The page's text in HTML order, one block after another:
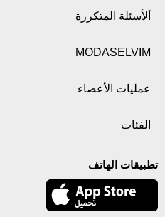
ألأسئلة المتكررة
MODASELVIM
عمليات الأعضاء
الفئات
تطبيقات الهاتف